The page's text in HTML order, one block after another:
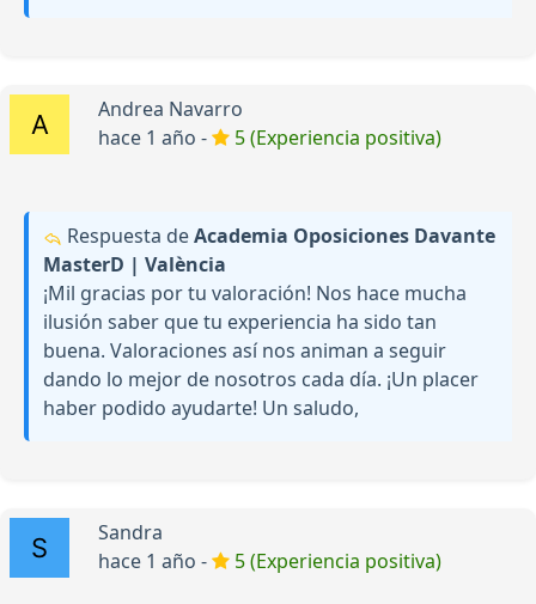
Andrea Navarro
hace 1 año -
5 (Experiencia positiva)
Respuesta deAcademia Oposiciones Davante
MasterD | València
¡Mil gracias por tu valoración! Nos hace mucha
ilusión saber que tu experiencia ha sido tan
buena. Valoraciones así nos animan a seguir
dando lo mejor de nosotros cada día. ¡Un placer
haber podido ayudarte! Un saludo,
Sandra
hace 1 año -
5 (Experiencia positiva)